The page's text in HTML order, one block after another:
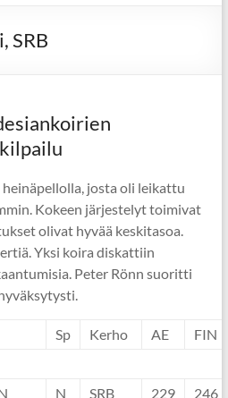
SRB
josta oli leikattu
Kokeen järjestelyt toimivat
olivat hyvää keskitasoa.
Yksi koira diskattiin
Peter Rönn suoritti
Sp Kerho AE
FIN
N SRB 229 246